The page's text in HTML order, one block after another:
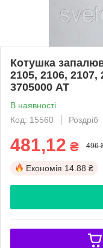
Котушка
2105, 2106, 2107,
3705000 AT
В наявності
Код: 15560
Роздріб
481,12 ₴ 496
Економія 14.88 ₴